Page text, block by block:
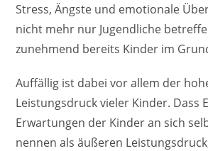
Stress, Ängste und emotionale
nicht mehr nur Jugendliche
zunehmend bereits Kinder im
Auffällig ist dabei vor allem der
Leistungsdruck vieler Kinder. Dass
Erwartungen der Kinder an sich
nennen als äußeren